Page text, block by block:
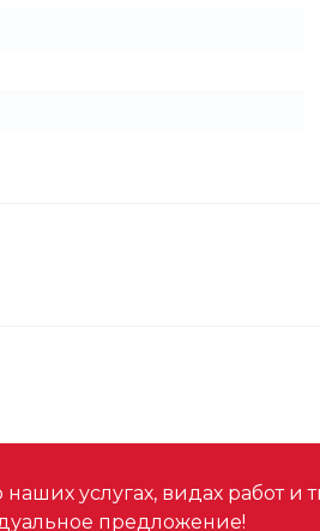
услугах, видах работ и
предложение!